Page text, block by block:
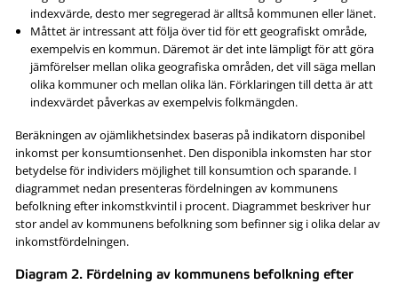
indexvärde, desto mer segregerad är alltså kommunen eller länet.
Måttet är intressant att följa över tid för ett geografiskt område,
exempelvis en kommun. Däremot är det inte lämpligt för att göra
jämförelser mellan olika geografiska områden, det vill säga mellan
olika kommuner och mellan olika län. Förklaringen till detta är att
indexvärdet påverkas av exempelvis folkmängden.
Beräkningen av ojämlikhetsindex baseras på indikatorn disponibel
inkomst per konsumtionsenhet. Den disponibla inkomsten har stor
betydelse för individers möjlighet till konsumtion och sparande. I
diagrammet nedan presenteras fördelningen av kommunens
befolkning efter inkomstkvintil i procent. Diagrammet beskriver hur
stor andel av kommunens befolkning som befinner sig i olika delar av
inkomstfördelningen.
Diagram 2. Fördelning av kommunens befolkning efter